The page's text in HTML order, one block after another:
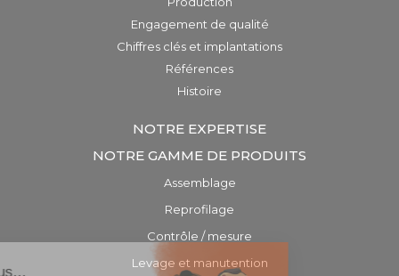
Engagement de qualité
Chiffres clés et implantations
Références
Histoire
NOTRE EXPERTISE
NOTRE GAMME DE PRODUITS
Assemblage
Reprofilage
Contrôle / mesure
Levage et manutention